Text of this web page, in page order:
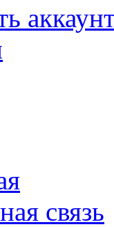
связь